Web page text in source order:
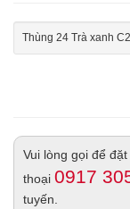
Thùng 24 Trà xanh
Vui lòng gọi để đặt
thoại 0917
tuyến.